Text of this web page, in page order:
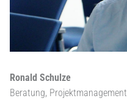
Ronald Schulze
Beratung, Projektmanagement